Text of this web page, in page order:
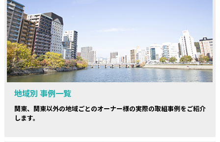
地域別 事例一覧
関東、関東以外の地域ごとのオーナー様の実際の取組事例をご紹介
します。